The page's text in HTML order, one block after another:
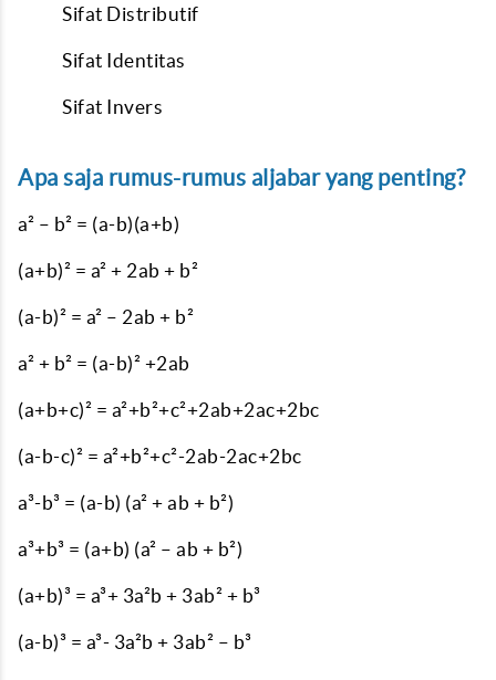
Sifat Distributif
Sifat Identitas
Sifat Invers
Apa saja rumus-rumus aljabar yang penting?
a² – b² = (a-b)(a+b)
(a+b)² = a² + 2ab + b²
(a-b)² = a² – 2ab + b²
a² + b² = (a-b)² +2ab
(a+b+c)² = a²+b²+c²+2ab+2ac+2bc
(a-b-c)² = a²+b²+c²-2ab-2ac+2bc
a³-b³ = (a-b) (a² + ab + b²)
a³+b³ = (a+b) (a² – ab + b²)
(a+b)³ = a³+ 3a²b + 3ab² + b³
(a-b)³ = a³- 3a²b + 3ab² – b³